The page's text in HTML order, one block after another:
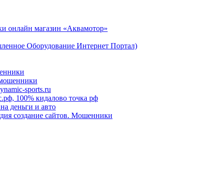
онлайн магазин «Аквамотор»
Оборудование Интернет Портал)
sports.ru
100% кидалово точка рф
деньги и авто
создание сайтов. Мошенники